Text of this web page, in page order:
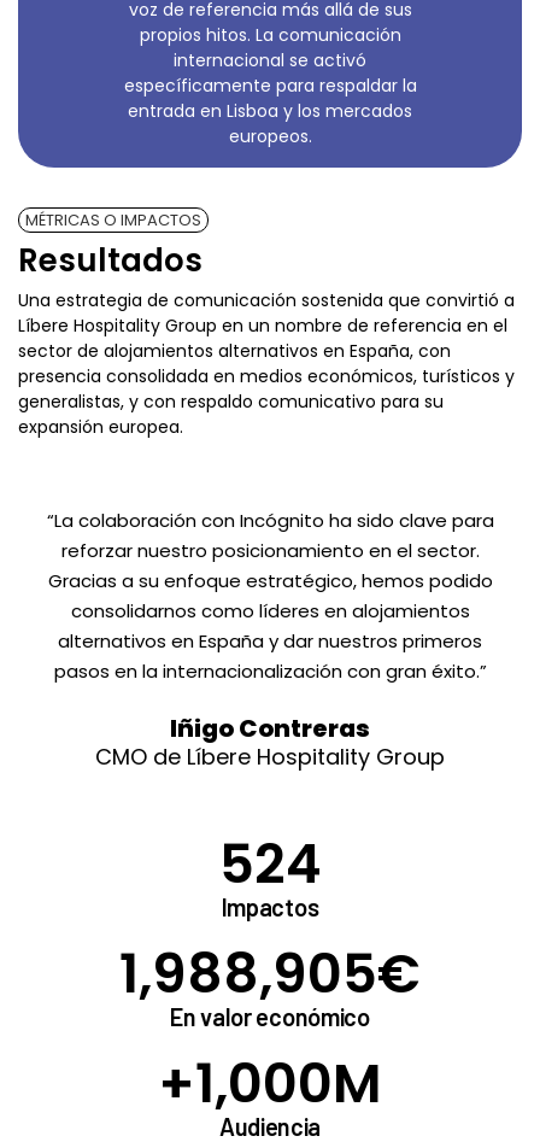
voz de referencia más allá de sus
propios hitos. La comunicación
internacional se activó
específicamente para respaldar la
entrada en Lisboa y los mercados
europeos.
MÉTRICAS O IMPACTOS
Resultados
Una estrategia de comunicación sostenida que convirtió a
Líbere Hospitality Group en un nombre de referencia en el
sector de alojamientos alternativos en España, con
presencia consolidada en medios económicos, turísticos y
generalistas, y con respaldo comunicativo para su
expansión europea.
“La colaboración con Incógnito ha sido clave para
reforzar nuestro posicionamiento en el sector.
Gracias a su enfoque estratégico, hemos podido
consolidarnos como líderes en alojamientos
alternativos en España y dar nuestros primeros
pasos en la internacionalización con gran éxito.”
Iñigo Contreras
CMO de Líbere Hospitality Group
Impactos
524
En valor económico
1,988,905€
Audiencia
+1,000M